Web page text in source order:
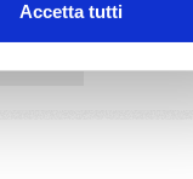
Accetta tutti